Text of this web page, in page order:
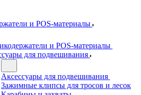
и POS-материалы
и POS-материалы
для подвешивания
Аксессуары для подвешивания
Зажимные клипсы для тросов и лесок